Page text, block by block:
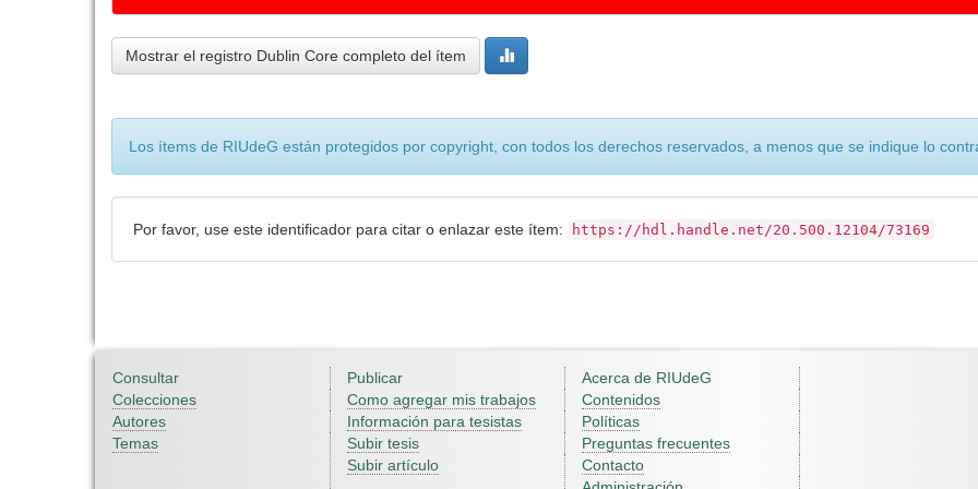
Mostrar el registro Dublin Core completo del ítem
Los ítems de RIUdeG están protegidos por copyright, con todos los derechos reservados, a menos que se indique lo
Por favor, use este identificador para citar o enlazar este ítem: https://hdl.handle.net/20.500.12104/73169
Consultar
Colecciones
Autores
Temas
Publicar
Como agregar mis trabajos
Información para tesistas
Subir tesis
Subir artículo
Acerca de RIUdeG
Contenidos
Políticas
Preguntas frecuentes
Contacto